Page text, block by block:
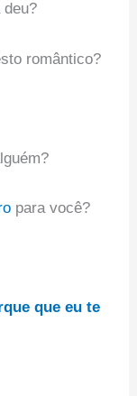
deu?
romântico?
para você?
que eu te